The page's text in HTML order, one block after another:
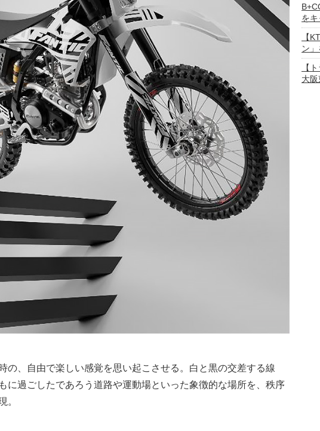
の、自由で楽しい感覚を思い起こさせる。白と黒の交差する線
に過ごしたであろう道路や運動場といった象徴的な場所を、秩序
。
を
【
ン
【
大